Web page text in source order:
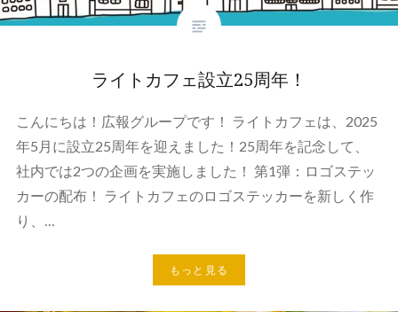
ライトカフェ設立25周年！
こんにちは！広報グループです！ ライトカフェは、2025
年5月に設立25周年を迎えました！25周年を記念して、
社内では2つの企画を実施しました！ 第1弾：ロゴステッ
カーの配布！ ライトカフェのロゴステッカーを新しく作
り、…
もっと見る